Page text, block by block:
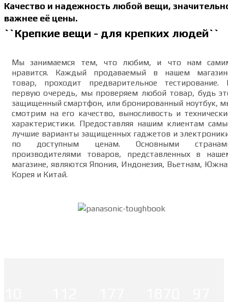
Качество и надежность любой вещи,
важнее её цены.
``Крепкие вещи - для крепких людей``
Мы занимаемся тем, что любим, и что нам
нравится. Каждый продаваемый в нашем
товар, проходит предварительное тестирование.
первую очередь, мы проверяем любой товар, будь
защищенный смартфон, или бронированный ноутбук,
смотрим на его качество, выносливость и
характеристики. Предоставляя нашим клиентам
лучшие варианты защищенных гаджетов и
по доступным ценам. Основными
производителями товаров, представленных в
магазине, являются Япония, Индонезия, Вьетнам,
Корея и Китай.